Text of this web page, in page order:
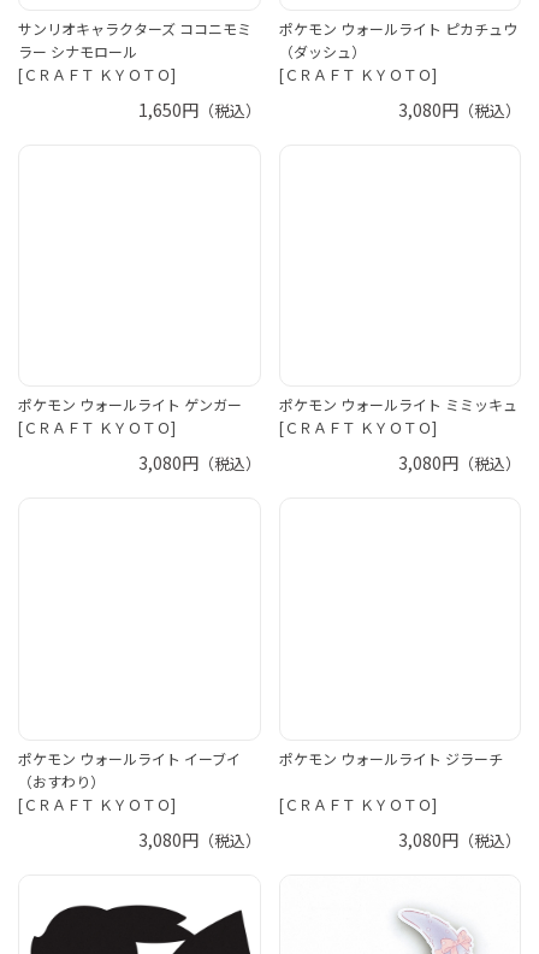
サンリオキャラクターズ ココニモミ
ラー シナモロール
[ＣＲＡＦＴ ＫＹＯＴＯ]
1,650円（税込）
ポケモン ウォールライト ピカチュウ
（ダッシュ）
[ＣＲＡＦＴ ＫＹＯＴＯ]
3,080円 （税込）
ポケモン ウォールライト ゲンガー
[ＣＲＡＦＴ ＫＹＯＴＯ]
3,080円（税込）
ポケモン ウォールライト ミミッキュ
[ＣＲＡＦＴ ＫＹＯＴＯ]
3,080円 （税込）
ポケモン ウォールライト イーブイ
（おすわり）
[ＣＲＡＦＴ ＫＹＯＴＯ]
3,080円（税込）
ポケモン ウォールライト ジラーチ
[ＣＲＡＦＴ ＫＹＯＴＯ]
3,080円 （税込）